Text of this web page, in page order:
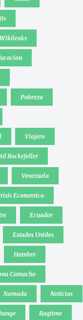
Wikileaks
Pobreza
Viajero
Rockefeller
Venezuela
Economica
Ecuador
Estados Unidos
Hambre
Camacho
Nomada Noticias
Ragtime